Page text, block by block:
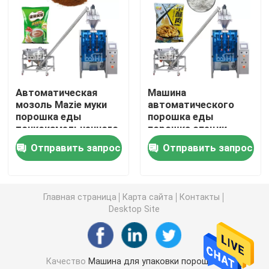
Машина упаковки мешка Premade
Автоматическая машина завалки бутылки
Semi автоматическая машина завалки бутылки
Аксессуары машины упаковки
Автоматическая
мозоль Mazie муки
порошка еды
тонкоизмельченного
порошка пудрит
заполняя и пакуя
машину
Отправить запрос
Машина
автоматического
порошка еды
порошка специи
мешка порошка 500g
1000g вертикальная
пакуя
Отправить запрос
Главная страница Карта сайта
Контакты
Desktop Site
Качество Машина для упаковки порошков